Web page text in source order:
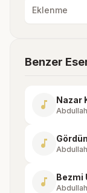
Eklenme
Benzer
music_note
music_note
music_note Bezmi